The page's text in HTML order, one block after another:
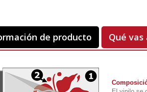
de producto Qué